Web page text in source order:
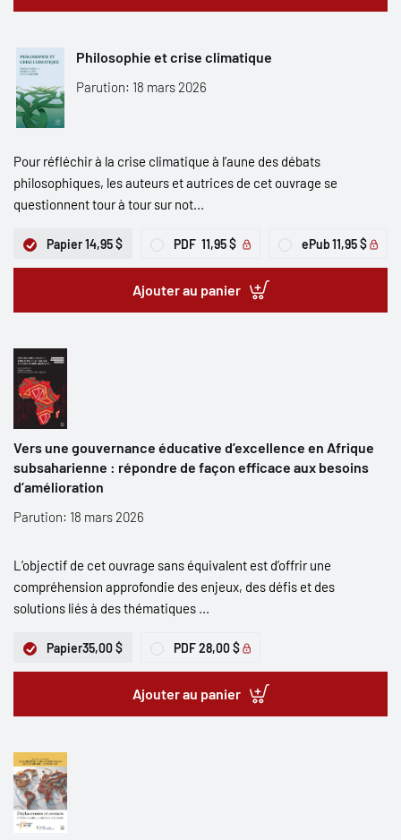
Philosophie et crise climatique
Parution: 18 mars 2026
Pour réfléchir à la crise climatique à l’aune des débats
philosophiques, les auteurs et autrices de cet ouvrage se
questionnent tour à tour sur not...
Papier14,95 $ PDF 11,95 $ ePub11,95 $
Ajouter au panier
Vers une gouvernance éducative d’excellence en Afrique
subsaharienne : répondre de façon efficace aux besoins
d’amélioration
Parution: 18 mars 2026
L’objectif de cet ouvrage sans équivalent est d’offrir une
compréhension approfondie des enjeux, des défis et des
solutions liés à des thématiques ...
Papier35,00 $ PDF28,00 $
Ajouter au panier